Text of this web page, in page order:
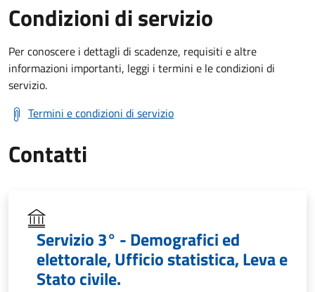
Condizioni di servizio
Per conoscere i dettagli di scadenze, requisiti e altre
informazioni importanti, leggi i termini e le condizioni di
servizio.
Termini e condizioni di servizio
Contatti
Servizio 3° - Demografici ed
elettorale, Ufficio statistica, Leva e
Stato civile.